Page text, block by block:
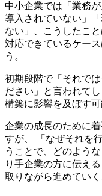
中小企業では「業務
導入されていない」
ない」、こうしたこ
対応できているケー
う。
初期段階で「それで
ださい」と言われて
構築に影響を及ぼす
企業の成長のために
すが、 「なぜそれを
うことで、どのよう
り手企業の方に伝え
取りながら進めていく